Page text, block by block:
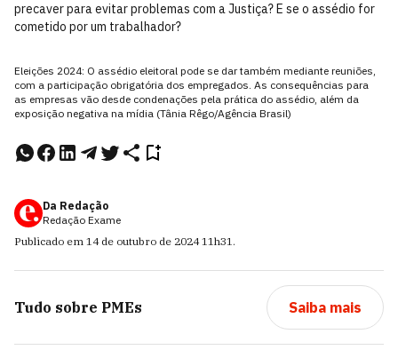
precaver para evitar problemas com a Justiça? E se o assédio for
cometido por um trabalhador?
Eleições 2024: O assédio eleitoral pode se dar também mediante reuniões,
com a participação obrigatória dos empregados. As consequências para
as empresas vão desde condenações pela prática do assédio, além da
exposição negativa na mídia (Tânia Rêgo/Agência Brasil)
Da Redação
Redação Exame
Publicado em 14 de outubro de 2024 11h31.
Tudo sobre PMEs Saiba mais